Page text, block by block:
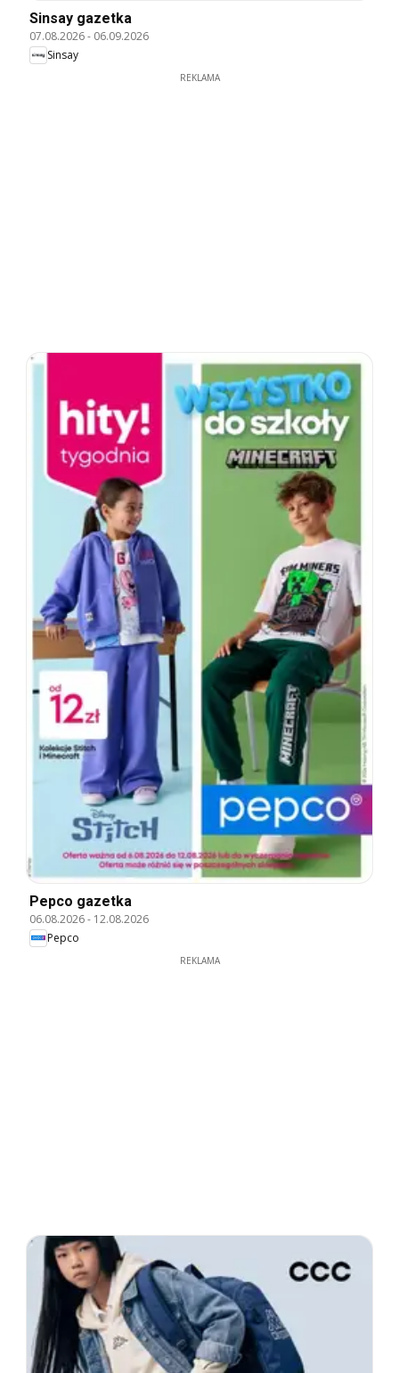
Sinsay gazetka
07.08.2026- 06.09.2026
Sinsay
REKLAMA
Pepco gazetka
06.08.2026- 12.08.2026
Pepco
REKLAMA